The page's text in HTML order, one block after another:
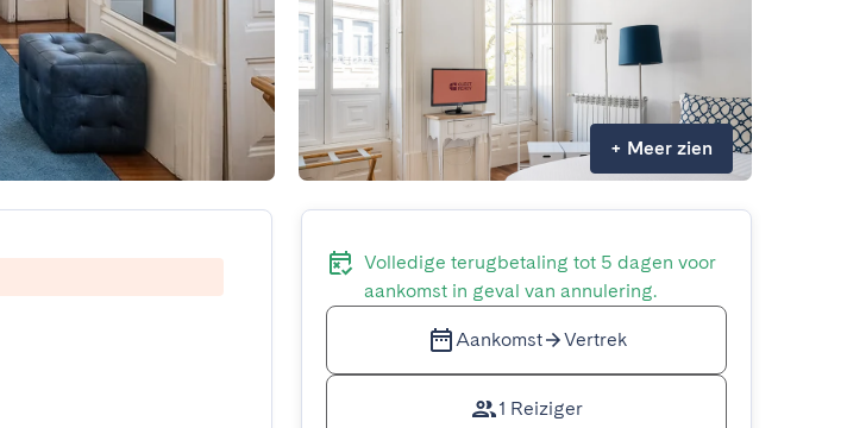
+ Meer zien
Volledige terugbetaling tot 5 dagen voor
aankomst in geval van annulering.
Aankomst Vertrek
1 Reiziger